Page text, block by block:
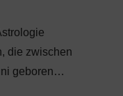
die zwischen
geboren…